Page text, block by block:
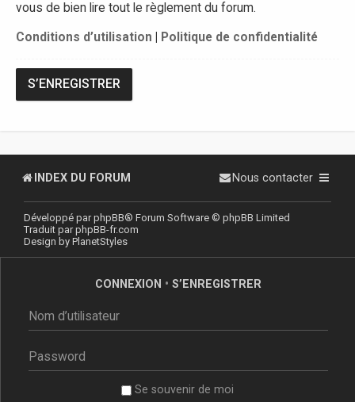
vous de bien lire tout le règlement du forum.
Conditions d’utilisation Politique de confidentialité
S’ENREGISTRER
INDEX DU FORUM Nous contacter
Développé parphpBB® Forum Software © phpBB Limited
Traduit parphpBB-fr.com
Design by PlanetStyles
CONNEXION • S’ENREGISTRER
Se souvenir de moi